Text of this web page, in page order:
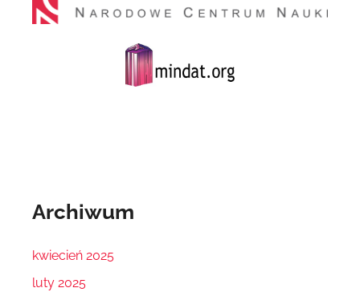
Archiwum
kwiecień 2025
luty 2025